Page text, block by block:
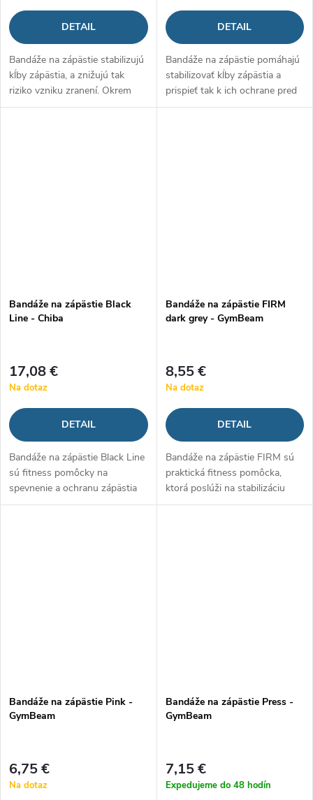
DETAIL
Bandáže na zápästie stabilizujú
kĺby zápästia, a znižujú tak
riziko vzniku zranení. Okrem
toho vás podporia na ceste k
DETAIL
Bandáže na zápästie pomáhajú
stabilizovať kĺby zápästia a
prispieť tak k ich ochrane pred
preťažením alebo zranením. Sú
Bandáže na zápästie Black
Line - Chiba
17,08 €
Na dotaz
DETAIL
Bandáže na zápästie Black Line
sú fitness pomôcky na
spevnenie a ochranu zápästia
pri cvičení. Pevný a odolný
Bandáže na zápästie FIRM
dark grey - GymBeam
8,55 €
Na dotaz
DETAIL
Bandáže na zápästie FIRM sú
praktická fitness pomôcka,
ktorá poslúži na stabilizáciu
vašich zápästí počas ťažkého
Bandáže na zápästie Pink -
GymBeam
6,75 €
Na dotaz
Bandáže na zápästie Press -
GymBeam
7,15 €
Expedujeme do 48 hodín